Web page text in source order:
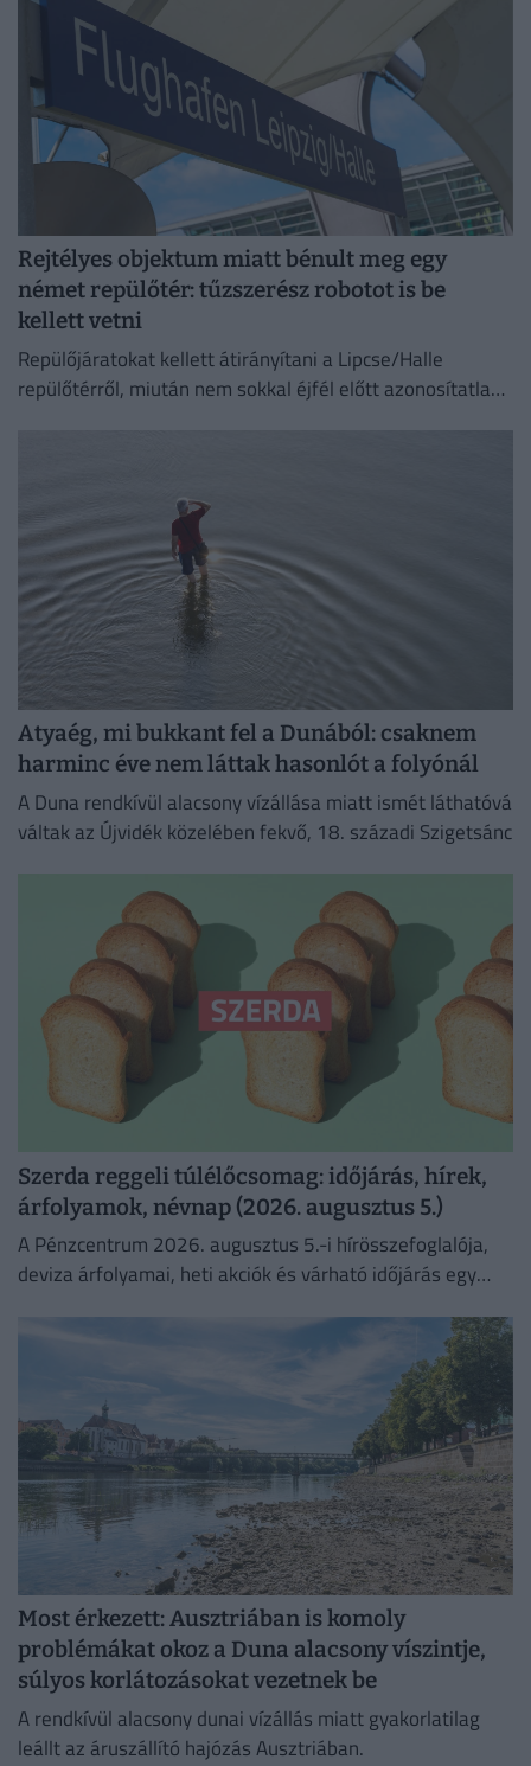
Rejtélyes objektum miatt bénult meg egy
német repülőtér: tűzszerész robotot is be
kellett vetni
Repülőjáratokat kellett átirányítani a Lipcse/Halle
repülőtérről, miután nem sokkal éjfél előtt azonosítatlan
Atyaég, mi bukkant fel a Dunából: csaknem
harminc éve nem láttak hasonlót a folyónál
A Duna rendkívül alacsony vízállása miatt ismét láthatóvá
váltak az Újvidék közelében fekvő, 18. századi Szigetsánc
Szerda reggeli túlélőcsomag: időjárás, hírek,
árfolyamok, névnap (2026. augusztus 5.)
A Pénzcentrum 2026. augusztus 5.-i hírösszefoglalója,
deviza árfolyamai, heti akciók és várható időjárás egy
Most érkezett: Ausztriában is komoly
problémákat okoz a Duna alacsony víszintje,
súlyos korlátozásokat vezetnek be
A rendkívül alacsony dunai vízállás miatt gyakorlatilag
leállt az áruszállító hajózás Ausztriában.